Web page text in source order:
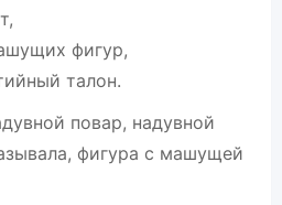
фигур,
талон.
повар, надувной
фигура с машущей